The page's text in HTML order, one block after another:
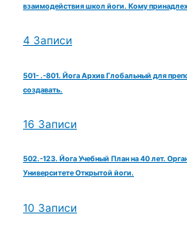
взаимодействия школ йоги. Кому
4 Записи
501- .-801. Йога Архив Глобальный для
создавать.
16 Записи
502.-123. Йога Учебный План на 40 лет.
Университете Открытой йоги.
10 Записи